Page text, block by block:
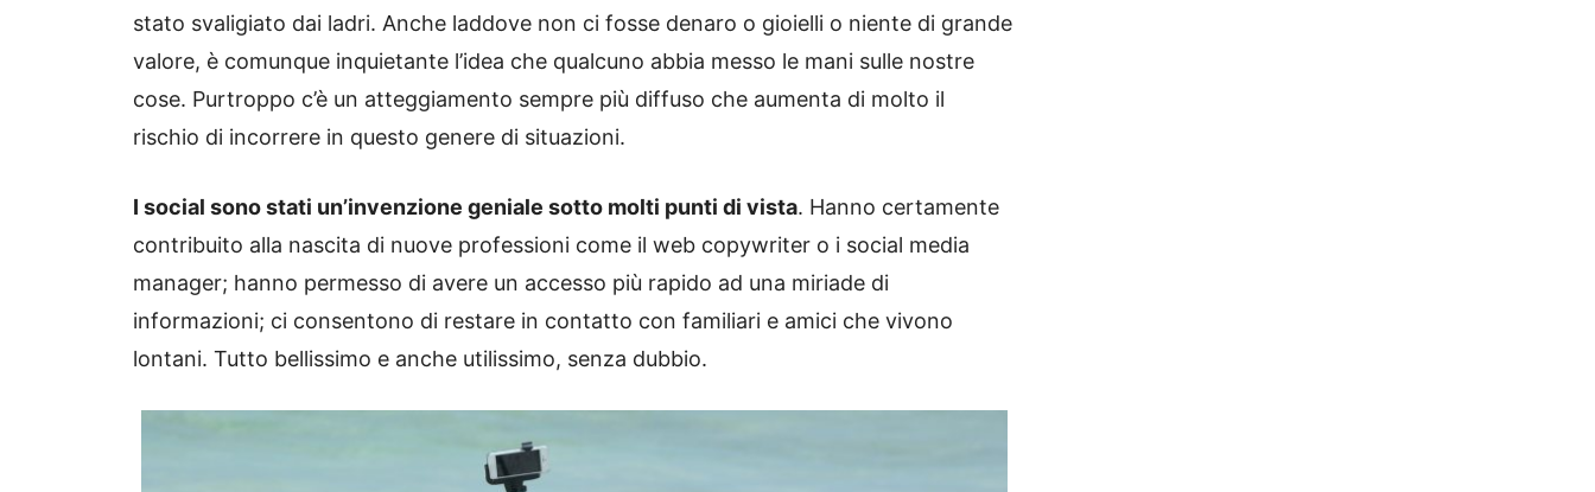
stato svaligiato dai ladri. Anche laddove non ci fosse denaro o gioielli o niente di grande
valore, è comunque inquietante l’idea che qualcuno abbia messo le mani sulle nostre
cose. Purtroppo c’è un atteggiamento sempre più diffuso che aumenta di molto il
rischio di incorrere in questo genere di situazioni.
I social sono stati un’invenzione geniale sotto molti punti di vista. Hanno certamente
contribuito alla nascita di nuove professioni come il web copywriter o i social media
manager; hanno permesso di avere un accesso più rapido ad una miriade di
informazioni; ci consentono di restare in contatto con familiari e amici che vivono
lontani. Tutto bellissimo e anche utilissimo, senza dubbio.